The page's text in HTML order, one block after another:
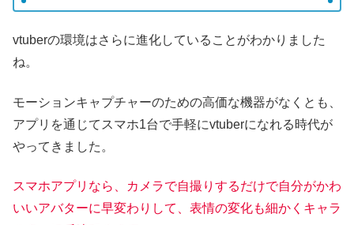
vtuberの環境はさらに進化していることがわかりました
ね。
モーションキャプチャーのための高価な機器がなくとも、
アプリを通じてスマホ1台で手軽にvtuberになれる時代が
やってきました。
スマホアプリなら、カメラで自撮りするだけで自分がかわ
いいアバターに早変わりして、表情の変化も細かくキャラ